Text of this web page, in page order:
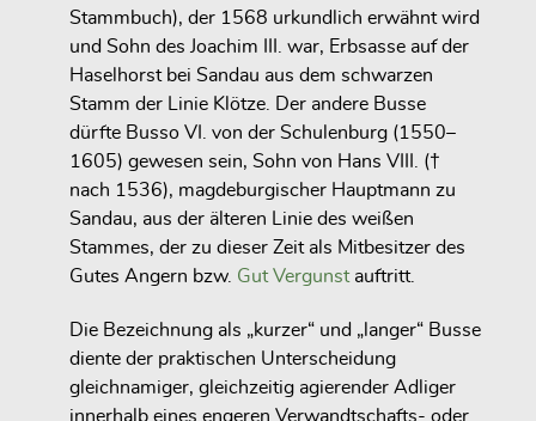
Stammbuch), der 1568 urkundlich erwähnt wird
und Sohn des Joachim III. war, Erbsasse auf der
Haselhorst bei Sandau aus dem schwarzen
Stamm der Linie Klötze . Der andere Busse
dürfte Busso VI. von der Schulenburg (1550–
1605) gewesen sein, Sohn von Hans VIII. (†
nach 1536), magdeburgischer Hauptmann zu
Sandau, aus der älteren Linie des weißen
Stammes, der zu dieser Zeit als Mitbesitzer des
Gutes Angern bzw. Gut Vergunst auftritt.
Die Bezeichnung als „kurzer“ und „langer“ Busse
diente der praktischen Unterscheidung
gleichnamiger, gleichzeitig agierender Adliger
innerhalb eines engeren Verwandtschafts- oder